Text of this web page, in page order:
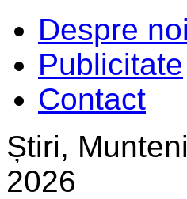
Despre noi
Publicitate
Contact
Știri,
2026